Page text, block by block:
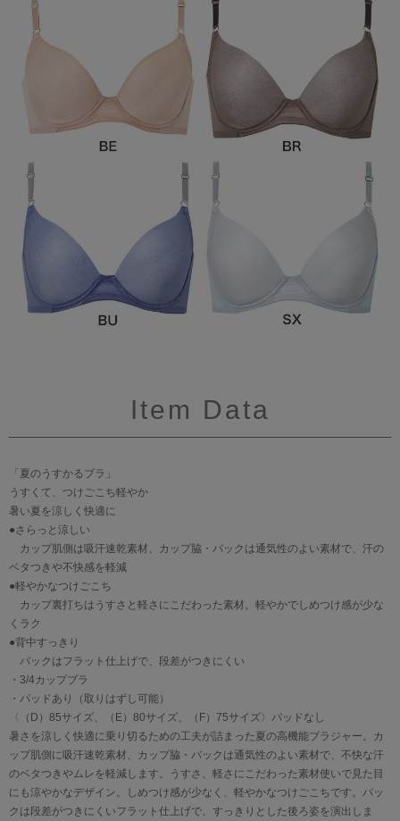
Item Data
「夏のうすかるブラ」
うすくて、つけごこち軽やか
暑い夏を涼しく快適に
●さらっと涼しい
カップ肌側は吸汗速乾素材、カップ脇・バックは通気性のよい素材で、汗の
ベタつきや不快感を軽減
●軽やかなつけごこち
カップ裏打ちはうすさと軽さにこだわった素材。軽やかでしめつけ感が少な
くラク
●背中すっきり
バックはフラット仕上げで、段差がつきにくい
・3/4カップブラ
・パッドあり（取りはずし可能）
〈（D）85サイズ、（E）80サイズ、（F）75サイズ〉パッドなし
暑さを涼しく快適に乗り切るための工夫が詰まった夏の高機能ブラジャー。カ
ップ肌側に吸汗速乾素材、カップ脇・バックは通気性のよい素材で、不快な汗
のベタつきやムレを軽減します。うすさ、軽さにこだわった素材使いで見た目
にも涼やかなデザイン。しめつけ感が少なく、軽やかなつけごこちです。バッ
クは段差がつきにくいフラット仕上げで、すっきりとした後ろ姿を演出しま